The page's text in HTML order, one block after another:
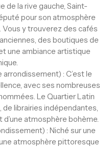
de la rive gauche, Saint-
pour son atmosphère
y trouverez des cafés
des boutiques de
une ambiance artistique
: C’est le
avec ses nombreuses
Le Quartier Latin
librairies indépendantes,
atmosphère bohème.
: Niché sur une
atmosphère pittoresque